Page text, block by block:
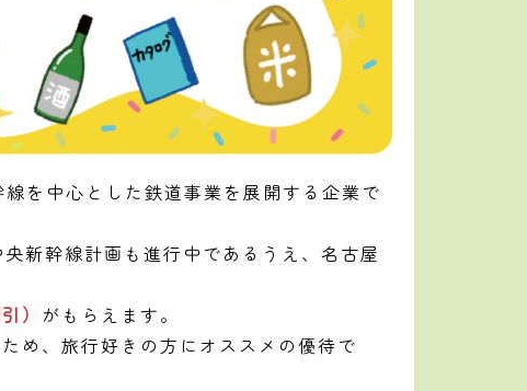
線を中心とした鉄道事業を展開する企業で
新幹線計画も進行中であるうえ、名古屋
） がもらえます。
め、旅行好きの方にオススメの優待で